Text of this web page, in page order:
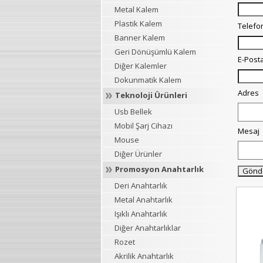
Metal Kalem
Plastik Kalem
Banner Kalem
Geri Dönüşümlü Kalem
Diğer Kalemler
Dokunmatik Kalem
Teknoloji Ürünleri
Usb Bellek
Mobil Şarj Cihazı
Mouse
Diğer Ürünler
Promosyon Anahtarlık
Deri Anahtarlık
Metal Anahtarlık
Işıklı Anahtarlık
Diğer Anahtarlıklar
Rozet
Akrilik Anahtarlık
E-
Adres
Mesaj